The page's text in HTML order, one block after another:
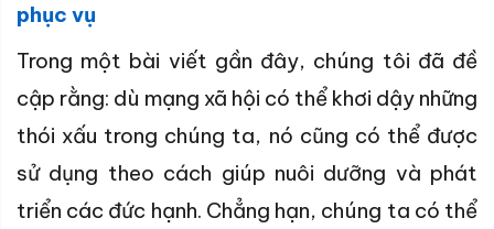
phục vụ
Trong một bài viết gần đây, chúng tôi đã đề
cập rằng: dù mạng xã hội có thể khơi dậy những
thói xấu trong chúng ta, nó cũng có thể được
sử dụng theo cách giúp nuôi dưỡng và phát
triển các đức hạnh. Chẳng hạn, chúng ta có thể